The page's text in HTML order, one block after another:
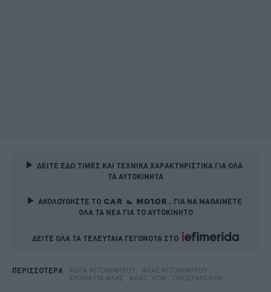
ΔΕΙΤΕ ΕΔΩ ΤΙΜΕΣ ΚΑΙ ΤΕΧΝΙΚΑ ΧΑΡΑΚΤΗΡΙΣΤΙΚΑ ΓΙΑ ΟΛΑ
ΤΑ ΑΥΤΟΚΙΝΗΤΑ
ΑΚΟΛΟΥΘΗΣΤΕ ΤΟ
ΓΙΑ ΝΑ ΜΑΘΑΙΝΕΤΕ
ΟΛΑ ΤΑ ΝΕΑ ΓΙΑ ΤΟ ΑΥΤΟΚΙΝΗΤΟ
ΔΕΙΤΕ ΟΛΑ ΤΑ ΤΕΛΕΥΤΑΙΑ ΓΕΓΟΝΟΤΑ ΣΤΟ
ΠΕΡΙΣΣΟΤΕΡΑ ΦΏΤΑ ΑΥΤΟΚΙΝΉΤΟΥ
ΦΛΑΣ ΑΥΤΟΚΙΝΉΤΟΥ
ΧΡΏΜΑ ΓΙΑ ΦΛΑΣ
ΦΛΑΣ ΚΟΚ ΠΡΌΣΤΙΜΟ ΚΟΚ